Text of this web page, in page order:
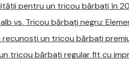
pentru un tricou bărbați în
vs. Tricou bărbați negru:
recunoști un tricou bărbați
tricou bărbați regular fit cu